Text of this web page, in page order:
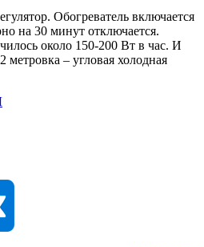
Обогреватель включается
на 30 минут отключается.
около 150-200 Вт в час. И
метровка – угловая холодная